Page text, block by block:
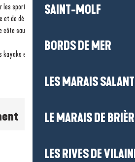
SAINT-MOLF
BORDS DE MER
LES MARAIS
LE MARAIS DE
LES RIVES DE
les sports nautiques. Profitez d'une
de détente pour découvrir la baie du
sauvage.
et Paddles à 2 endroits...